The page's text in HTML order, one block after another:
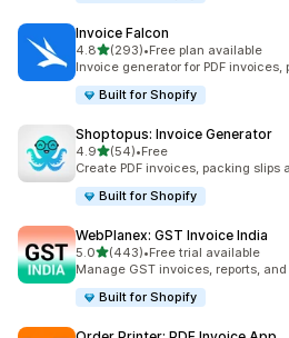
Invoice Falcon
4.85つ星中
(293)
合計レビュー数：293件
•Free plan available
Invoice generator for PDF
Built for Shopify
Shoptopus: Invoice Generator
4.95つ星中
(54)
合計レビュー数：54件
•Free
Create PDF invoices, packing
Built for Shopify
WebPlanex: GST Invoice India
5.05つ星中
(443)
合計レビュー数：443件
•Free trial available
Manage GST invoices, reports,
Built for Shopify